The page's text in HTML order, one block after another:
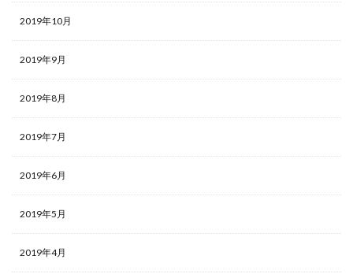
2019年10月
2019年9月
2019年8月
2019年7月
2019年6月
2019年5月
2019年4月